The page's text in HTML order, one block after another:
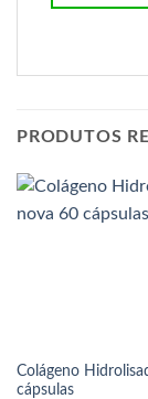
PRODUTOS
Colágeno
cápsulas